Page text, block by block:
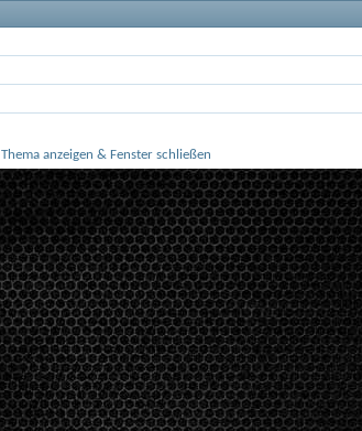
Thema anzeigen & Fenster schließen